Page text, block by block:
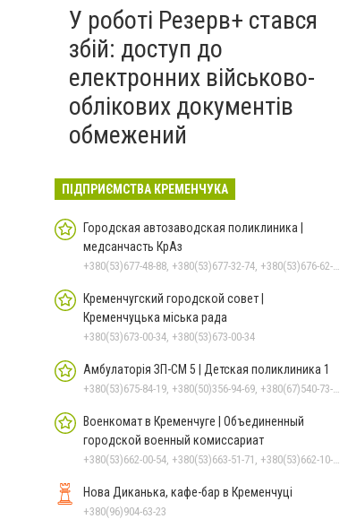
У роботі Резерв+ стався
збій: доступ до
електронних військово-
облікових документів
обмежений
ПІДПРИЄМСТВА КРЕМЕНЧУКА
Городская автозаводская поликлиника |
медсанчасть КрАз
+380(53)677-48-88, +380(53)677-32-74, +380(53)676-62-99, +380536766187
Кременчугский городской совет |
Кременчуцька міська рада
+380(53)673-00-34, +380(53)673-00-34
Амбулаторія ЗП-СМ 5 | Детская поликлиника 1
+380(53)675-84-19, +380(50)356-94-69, +380(67)540-73-87
Военкомат в Кременчуге | Объединенный
городской военный комиссариат
+380(53)662-00-54, +380(53)663-51-71, +380(53)662-10-35
Нова Диканька, кафе-бар в Кременчуці
+380(96)904-63-23